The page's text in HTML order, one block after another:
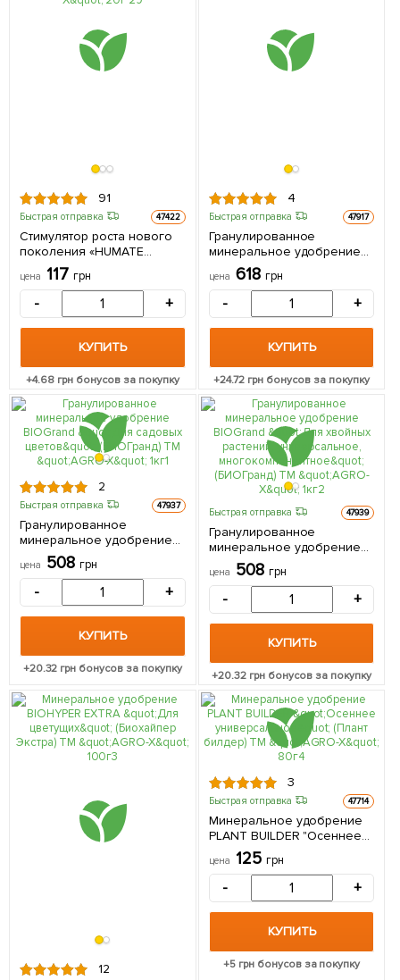
91
Быстрая отправка 47422
Стимулятор роста нового
поколения «HUMATE
ULTRA» (Гумат Ультра)
«Extract of green algae»
(Экстракт морских
водорослей) ТМ "AGRO-X"
20г
цена 117 грн
- +
КУПИТЬ
+4.68 грн бонусов за покупку
4
Быстрая отправка 47917
Гранулированное
минеральное удобрение
BIOGrand "Для черники и
голубики" (БИОГранд) ТМ
цена 618 грн
- +
КУПИТЬ
+24.72 грн бонусов за покупку
2
Быстрая отправка 47937
Гранулированное
минеральное удобрение
BIOGrand "Для садовых
цветов" (БИОГранд) ТМ
цена 508 грн
- +
КУПИТЬ
+20.32 грн бонусов за покупку
Быстрая отправка 47939
Гранулированное
минеральное удобрение
BIOGrand "Для хвойных
растений, универсальное,
многокомпонентное"
(БИОГранд) ТМ "AGRO-X" 1кг
цена 508 грн
- +
КУПИТЬ
+20.32 грн бонусов за покупку
12
3
Быстрая отправка 47714
Минеральное удобрение
PLANT BUILDER "Осеннее
универсальное" (Плант
билдер) ТМ "AGRO-X" 80г
цена 125 грн
- +
КУПИТЬ
+5грн бонусов за покупку